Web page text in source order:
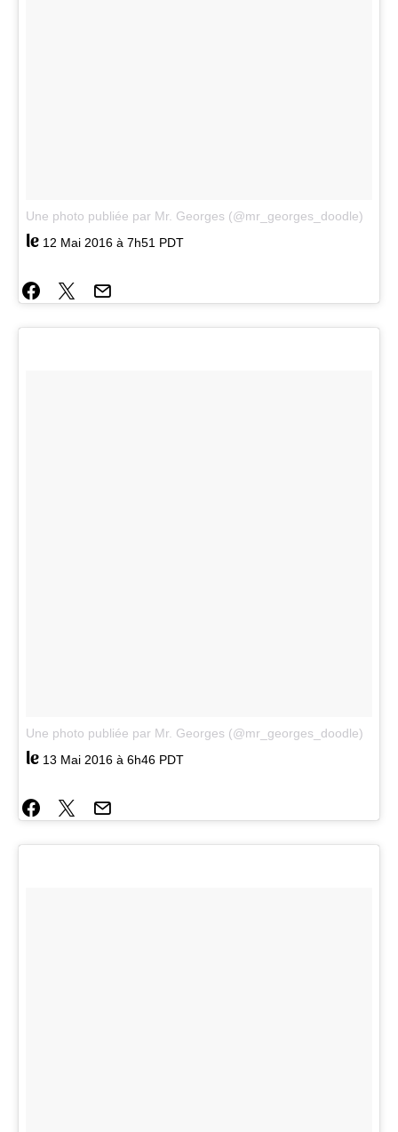
Une photo publiée par Mr. Georges (@mr_georges_doodle)
le 12 Mai 2016 à 7h51 PDT
Une photo publiée par Mr. Georges (@mr_georges_doodle)
le 13 Mai 2016 à 6h46 PDT